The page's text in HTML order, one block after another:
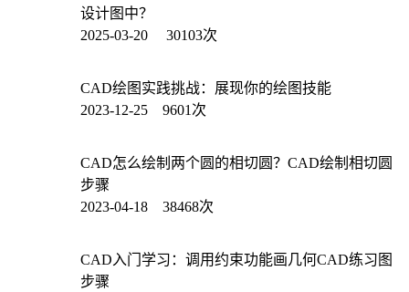
设计图中？
2025-03-20 30103次
CAD绘图实践挑战：展现你的绘图技能
2023-12-25 9601次
CAD怎么绘制两个圆的相切圆？CAD绘制相切圆
步骤
2023-04-18 38468次
CAD入门学习：调用约束功能画几何CAD练习图
步骤